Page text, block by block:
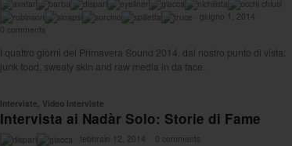
· giugno 1, 2014
0 comments
I quattro giorni del Primavera Sound 2014, dal nostro punto di vista:
junk food, sweaty skin and raw media in da face.
Interviste, Video Interviste
Intervista ai Nadàr Solo: Storie di Fame
· febbraio 12, 2014 0 comments